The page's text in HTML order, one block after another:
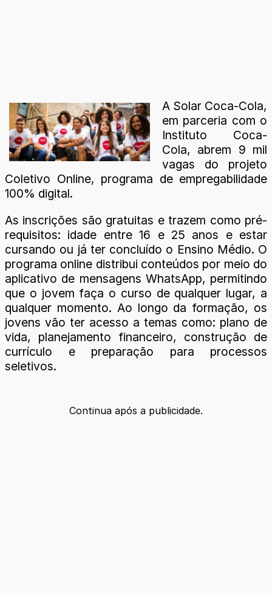
A Solar Coca-Cola,
em parceria com o
Instituto Coca-
Cola, abrem 9 mil
vagas do projeto
Coletivo Online, programa de empregabilidade
100% digital.
As inscrições são gratuitas e trazem como pré-
requisitos: idade entre 16 e 25 anos e estar
cursando ou já ter concluído o Ensino Médio. O
programa online distribui conteúdos por meio do
aplicativo de mensagens WhatsApp, permitindo
que o jovem faça o curso de qualquer lugar, a
qualquer momento. Ao longo da formação, os
jovens vão ter acesso a temas como: plano de
vida, planejamento financeiro, construção de
currículo e preparação para processos
seletivos.
Continua após a publicidade.